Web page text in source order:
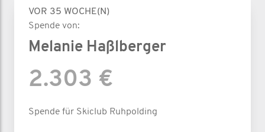
VOR 35 WOCHE(N)
Spende von:
Melanie Haßlberger
2.303 €
Spende für Skiclub Ruhpolding